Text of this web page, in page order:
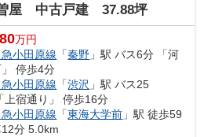
屋 中古戸建 37.88坪
万円
小田原線 「秦野 」駅 バス6分 「河
」 停歩4分
小田原線 「渋沢 」駅 バス25
上宿通り」 停歩16分
小田原線 「東海大学前 」駅 徒歩59
分 5.0km